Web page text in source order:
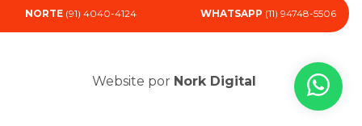
NORTE (91) 4040-4124 WHATSAPP (11) 94748-5506
Website por Nork Digital